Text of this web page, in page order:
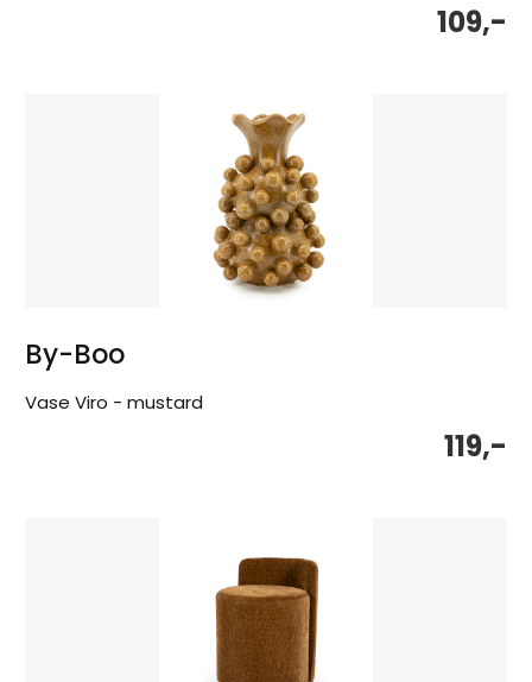
109,-
By-Boo
Vase Viro - mustard
119,-